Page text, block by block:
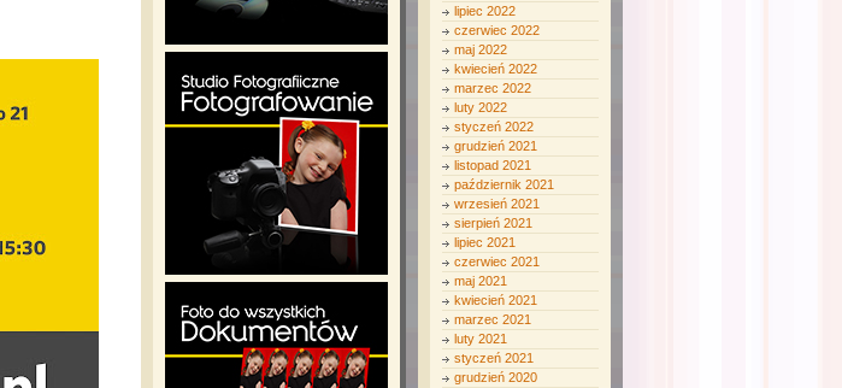
lipiec 2022
czerwiec 2022
maj 2022
kwiecień 2022
marzec 2022
luty 2022
styczeń 2022
grudzień 2021
listopad 2021
październik 2021
wrzesień 2021
sierpień 2021
lipiec 2021
czerwiec 2021
maj 2021
kwiecień 2021
marzec 2021
luty 2021
styczeń 2021
grudzień 2020